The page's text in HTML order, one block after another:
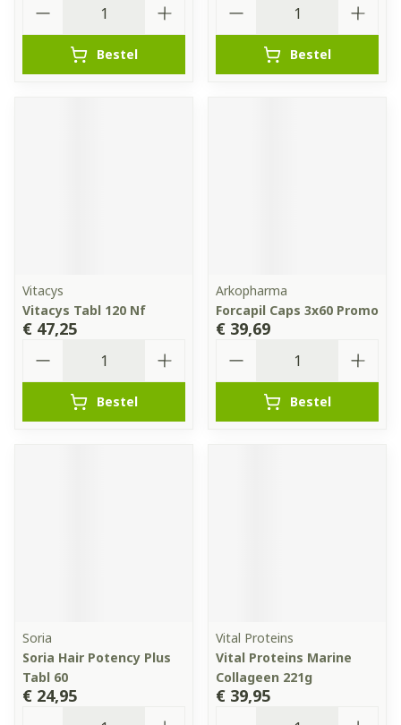
Bestel Bestel
Vitacys
Vitacys Tabl 120 Nf
€ 47,25
Bestel
Arkopharma
Forcapil Caps 3x60 Promo
€ 39,69
Bestel
Soria
Soria Hair Potency Plus
Tabl 60
€ 24,95
Vital Proteins
Vital Proteins Marine
Collageen 221g
€ 39,95